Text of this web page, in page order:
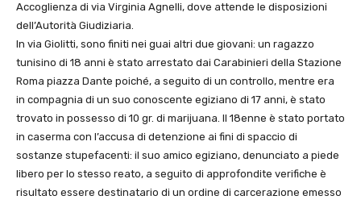
Accoglienza di via Virginia Agnelli, dove attende le disposizioni
dell’Autorità Giudiziaria.
In via Giolitti, sono finiti nei guai altri due giovani: un ragazzo
tunisino di 18 anni è stato arrestato dai Carabinieri della Stazione
Roma piazza Dante poiché, a seguito di un controllo, mentre era
in compagnia di un suo conoscente egiziano di 17 anni, è stato
trovato in possesso di 10 gr. di marijuana. Il 18enne è stato portato
in caserma con l’accusa di detenzione ai fini di spaccio di
sostanze stupefacenti: il suo amico egiziano, denunciato a piede
libero per lo stesso reato, a seguito di approfondite verifiche è
risultato essere destinatario di un ordine di carcerazione emesso